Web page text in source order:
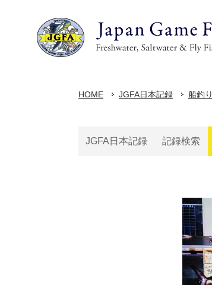
HOME JGFA日本記録 船釣り
JGFA日本記録 記録検索